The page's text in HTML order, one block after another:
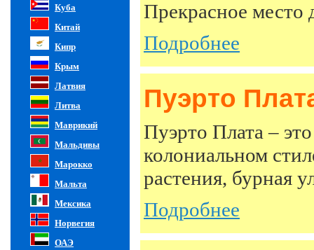
Куба
Китай
Кипр
Крым
Латвия
Литва
Маврикий
Мальдивы
Марокко
Мальта
Мексика
Норвегия
ОАЭ
Прекрасное место
Подробнее
Пуэрто
Пуэрто Плата –
колониальном
растения, бурная
Подробнее